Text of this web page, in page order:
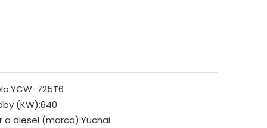
YCW-725T6
(KW):640
a diesel (marca):Yuchai